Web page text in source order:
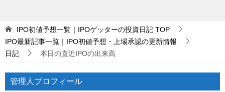
IPO初値予想一覧｜IPOゲッターの投資日記 TOP
IPO最新記事一覧｜IPO初値予想・上場承認の更新情報
日記
本日の直近IPOの出来高
管理人プロフィール